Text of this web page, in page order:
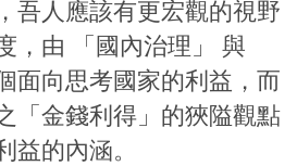
吾人應該有更宏觀的視野
，由 「國內治理」 與
面向思考國家的利益，而
「金錢利得」的狹隘觀點
益的內涵。